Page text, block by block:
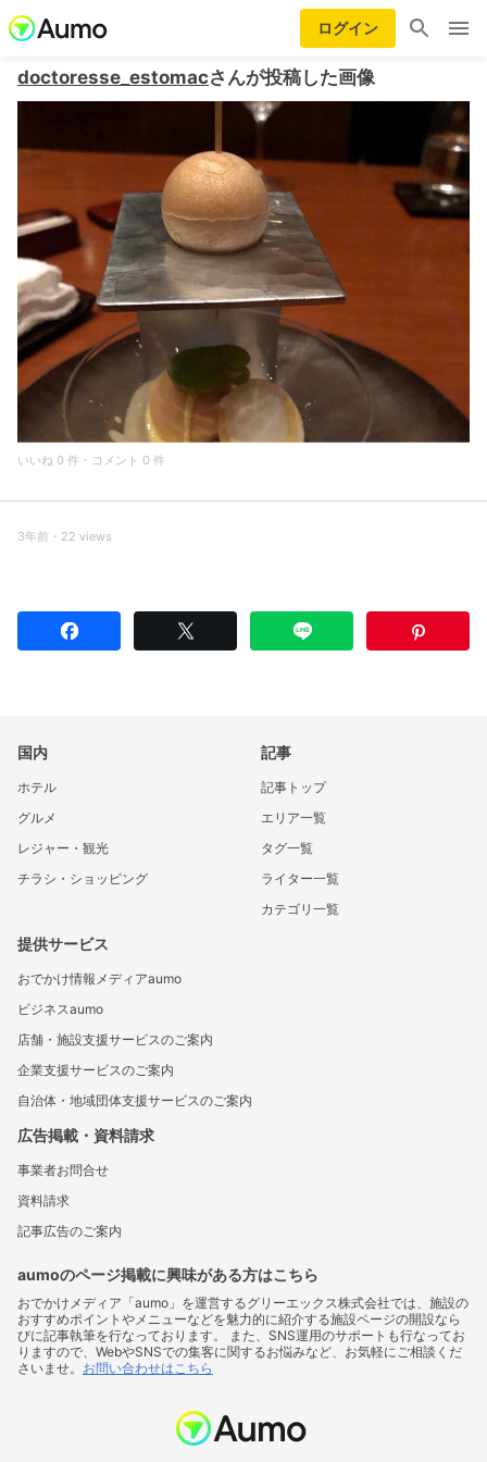
ログイン
doctoresse_estomacさんが投稿した画像
いいね 0 件・コメント 0 件
3年前・22 views
国内
ホテル
グルメ
レジャー・観光
チラシ・ショッピング
記事
記事トップ
エリア一覧
タグ一覧
ライター一覧
カテゴリ一覧
提供サービス
おでかけ情報メディアaumo
ビジネスaumo
店舗・施設支援サービスのご案内
企業支援サービスのご案内
自治体・地域団体支援サービスのご案内
広告掲載・資料請求
事業者お問合せ
資料請求
記事広告のご案内
aumoのページ掲載に興味がある方はこちら
おでかけメディア「aumo」を運営するグリーエックス株式会社では、施設の
おすすめポイントやメニューなどを魅力的に紹介する施設ページの開設なら
びに記事執筆を行なっております。 また、SNS運用のサポートも行なってお
りますので、WebやSNSでの集客に関するお悩みなど、お気軽にご相談くだ
さいませ。 お問い合わせはこちら